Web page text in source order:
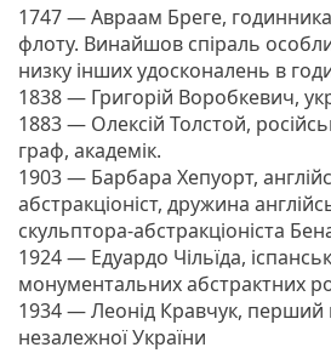
1747 — Авраам Бреге,
флоту. Винайшов спіраль
низку інших удосконалень в
1838 — Григорій Воробкевич,
1883 — Олексій Толстой,
граф, академік.
1903 — Барбара Хепуорт,
абстракціоніст, дружина
скульптора-абстракціоніста
1924 — Едуардо Чільїда,
монументальних абстрактних
1934 — Леонід Кравчук, перший
незалежної України